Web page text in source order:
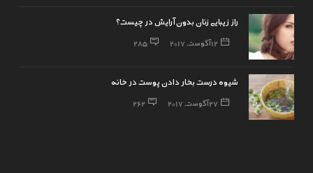
راز زیبایی زنان بدون آرایش در چیست؟
12 آگوست, 2017 285
شیوه درست بخار دادن پوست در خانه
27 آگوست, 2017 262